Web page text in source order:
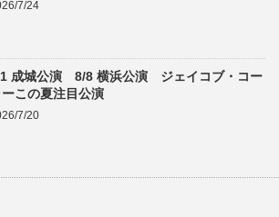
7/24
成城公演 8/8 横浜公演 ジェイコブ・コー
ーこの夏注目公演
7/20